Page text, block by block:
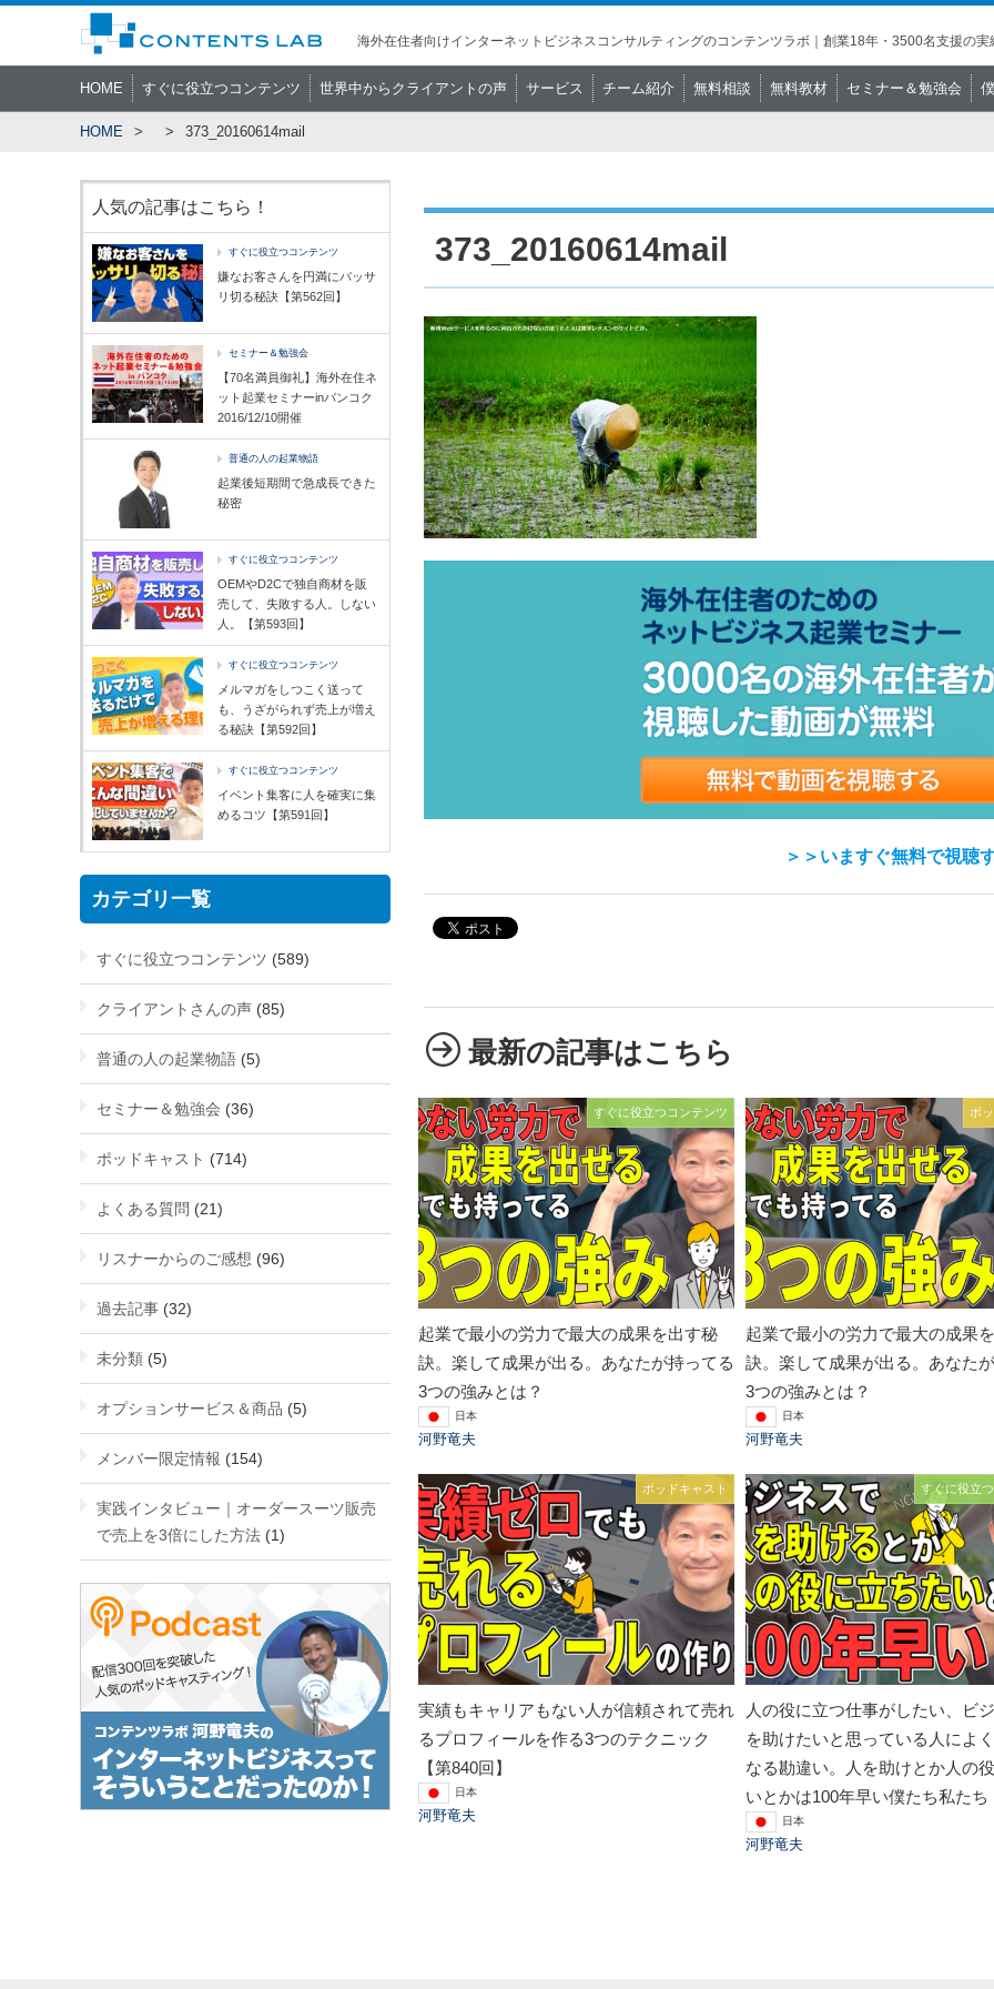
海外在住者向けインターネットビジネスコンサルティングのコンテンツラボ｜創業18年・3500名支援の実
HOME すぐに役立つコンテンツ 世界中からクライアントの声 サービス チーム紹介 無料相談 無料教材 セミナー＆勉強会
HOME 373_20160614mail
373_20160614mail
＞＞いますぐ無料で視聴
最新の記事はこちら
すぐに役立つコンテンツ
起業で最小の労力で最大の成果を出す秘
訣。楽して成果が出る。あなたが持ってる
3つの強みとは？
日本
河野竜夫
ポ
起業で最小の労力で最大の成果
訣。楽して成果が出る。あなた
3つの強みとは？
日本
河野竜夫
ポッドキャスト
実績もキャリアもない人が信頼されて売れ
るプロフィールを作る3つのテクニック
【第840回】
日本
河野竜夫
すぐに役立
人の役に立つ仕事がしたい、ビ
を助けたいと思っている人によ
なる勘違い。人を助けとか人の
いとかは100年早い僕たち私たち
日本
河野竜夫
人気の記事はこちら！
すぐに役立つコンテンツ
嫌なお客さんを円満にバッサ
リ切る秘訣【第562回】
セミナー＆勉強会
【70名満員御礼】海外在住ネ
ット起業セミナーinバンコク
2016/12/10開催
普通の人の起業物語
起業後短期間で急成長できた
秘密
すぐに役立つコンテンツ
OEMやD2Cで独自商材を販
売して、失敗する人。しない
人。【第593回】
すぐに役立つコンテンツ
メルマガをしつこく送って
も、うざがられず売上が増え
る秘訣【第592回】
すぐに役立つコンテンツ
イベント集客に人を確実に集
めるコツ【第591回】
カテゴリ一覧
すぐに役立つコンテンツ (589)
クライアントさんの声 (85)
普通の人の起業物語 (5)
セミナー＆勉強会 (36)
ポッドキャスト (714)
よくある質問 (21)
リスナーからのご感想 (96)
過去記事 (32)
未分類 (5)
オプションサービス＆商品 (5)
メンバー限定情報 (154)
実践インタビュー｜オーダースーツ販売
で売上を3倍にした方法 (1)